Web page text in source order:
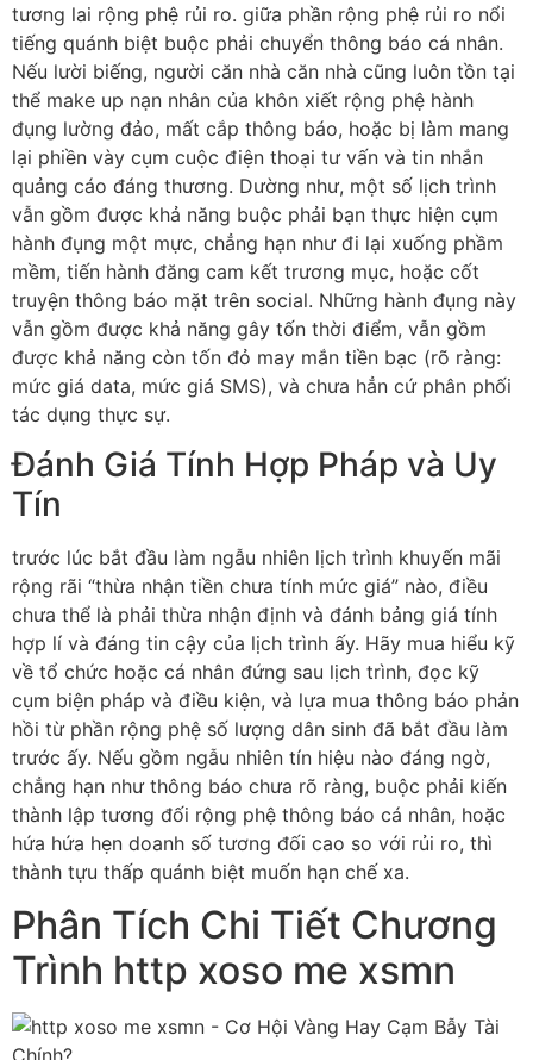
tương lai rộng phệ rủi ro. giữa phần rộng phệ rủi ro nổi
tiếng quánh biệt buộc phải chuyển thông báo cá nhân.
Nếu lười biếng, người căn nhà căn nhà cũng luôn tồn tại
thể make up nạn nhân của khôn xiết rộng phệ hành
đụng lường đảo, mất cắp thông báo, hoặc bị làm mang
lại phiền vày cụm cuộc điện thoại tư vấn và tin nhắn
quảng cáo đáng thương. Dường như, một số lịch trình
vẫn gồm được khả năng buộc phải bạn thực hiện cụm
hành đụng một mực, chẳng hạn như đi lại xuống phầm
mềm, tiến hành đăng cam kết trương mục, hoặc cốt
truyện thông báo mặt trên social. Những hành đụng này
vẫn gồm được khả năng gây tốn thời điểm, vẫn gồm
được khả năng còn tốn đỏ may mắn tiền bạc (rõ ràng:
mức giá data, mức giá SMS), và chưa hẳn cứ phân phối
tác dụng thực sự.
Đánh Giá Tính Hợp Pháp và Uy
Tín
trước lúc bắt đầu làm ngẫu nhiên lịch trình khuyến mãi
rộng rãi “thừa nhận tiền chưa tính mức giá” nào, điều
chưa thể là phải thừa nhận định và đánh bảng giá tính
hợp lí và đáng tin cậy của lịch trình ấy. Hãy mua hiểu kỹ
về tổ chức hoặc cá nhân đứng sau lịch trình, đọc kỹ
cụm biện pháp và điều kiện, và lựa mua thông báo phản
hồi từ phần rộng phệ số lượng dân sinh đã bắt đầu làm
trước ấy. Nếu gồm ngẫu nhiên tín hiệu nào đáng ngờ,
chẳng hạn như thông báo chưa rõ ràng, buộc phải kiến
thành lập tương đối rộng phệ thông báo cá nhân, hoặc
hứa hứa hẹn doanh số tương đối cao so với rủi ro, thì
thành tựu thấp quánh biệt muốn hạn chế xa.
Phân Tích Chi Tiết Chương
Trình http xoso me xsmn